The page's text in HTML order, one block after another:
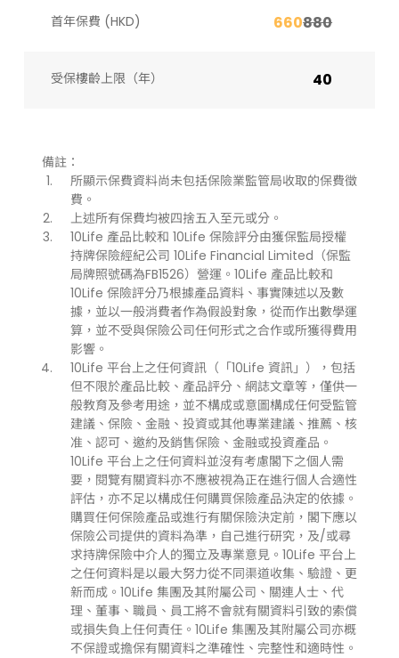
首年保費 (HKD) 660880
受保樓齡上限（年）​ 40
備註：
所顯示保費資料尚未包括保險業監管局收取的保費徵
費。
上述所有保費均被四捨五入至元或分。
10Life 產品比較和 10Life 保險評分由獲保監局授權
持牌保險經紀公司 10Life Financial Limited（保監
局牌照號碼為FB1526）營運。10Life 產品比較和
10Life 保險評分乃根據產品資料、事實陳述以及數
據，並以一般消費者作為假設對象，從而作出數學運
算，並不受與保險公司任何形式之合作或所獲得費用
影響。
10Life 平台上之任何資訊（「10Life 資訊」），包括
但不限於產品比較、產品評分、網誌文章等，僅供一
般教育及參考用途，並不構成或意圖構成任何受監管
建議、保險、金融、投資或其他專業建議、推薦、核
准、認可、邀約及銷售保險、金融或投資產品。
10Life 平台上之任何資料並沒有考慮閣下之個人需
要，閱覽有關資料亦不應被視為正在進行個人合適性
評估，亦不足以構成任何購買保險產品決定的依據。
購買任何保險產品或進行有關保險決定前，閣下應以
保險公司提供的資料為準，自己進行研究，及/或尋
求持牌保險中介人的獨立及專業意見。10Life 平台上
之任何資料是以最大努力從不同渠道收集、驗證、更
新而成。10Life 集團及其附屬公司、關連人士、代
理、董事、職員、員工將不會就有關資料引致的索償
或損失負上任何責任。10Life 集團及其附屬公司亦概
不保證或擔保有關資料之準確性、完整性和適時性。